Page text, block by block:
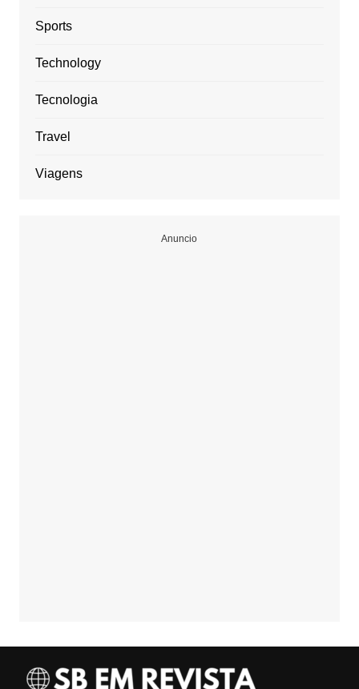
Sports
Technology
Tecnologia
Travel
Viagens
Anuncio